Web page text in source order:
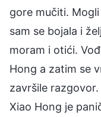
gore mučiti.
sam se bojala i
moram i otići.
Hong a zatim se
završile
Xiao Hong je